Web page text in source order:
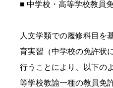
■ 中学校・高等学校教員
人文学類での履修科目を
育実習（中学校の免許状
行うことにより、以下の
等学校教諭一種の教員免